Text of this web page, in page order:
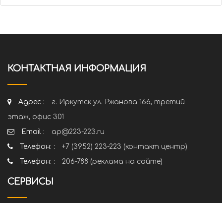
КОНТАКТНАЯ ИНФОРМАЦИЯ
Адрес :
г. Иркутск ул. Ржанова 166, третий
этаж, офис 301
Email :
ap@223-223.ru
Телефон: :
+7 (3952) 223-223 (контакт центр)
Телефон: :
206-788 (реклама на сайте)
СЕРВИСЫ